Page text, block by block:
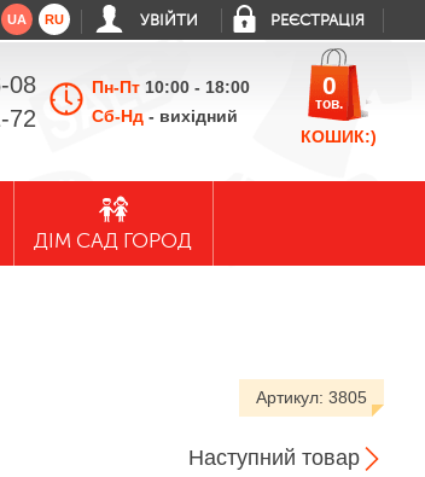
UA RU УВІЙТИ РЕЄСТРАЦІЯ
08
72
Пн-Пт 10:00 - 18:00
Сб-Нд - вихідний
КОШИК:)
0
тов.
ДІМ САД ГОРОД
Артикул: 3805
Наступний товар